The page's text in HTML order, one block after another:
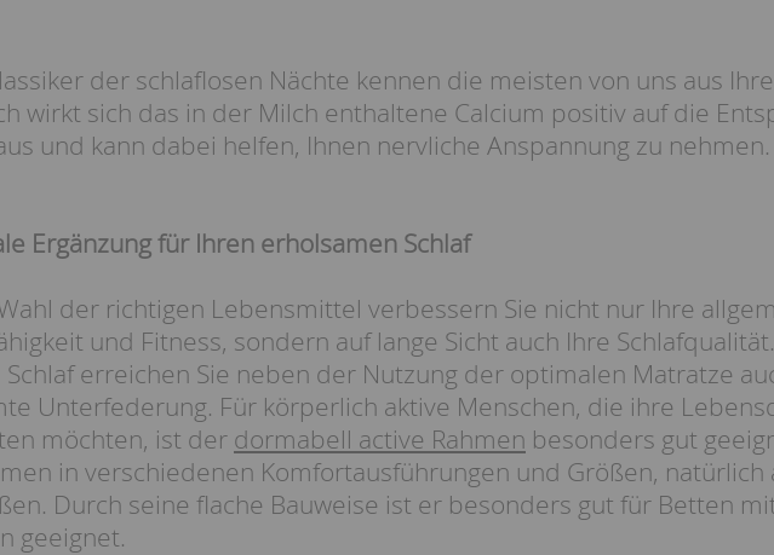
der schlaflosen Nächte kennen die meisten von uns aus
wirkt sich das in der Milch enthaltene Calcium positiv auf die
und kann dabei helfen, Ihnen nervliche Anspannung zu nehmen.
Ergänzung für Ihren erholsamen Schlaf
der richtigen Lebensmittel verbessern Sie nicht nur Ihre
und Fitness, sondern auf lange Sicht auch Ihre
erreichen Sie neben der Nutzung der optimalen Matratze
Unterfederung. Für körperlich aktive Menschen, die ihre
möchten, ist der dormabell active Rahmen besonders gut
in verschiedenen Komfortausführungen und Größen, natürlich
Durch seine flache Bauweise ist er besonders gut für Betten
geeignet.